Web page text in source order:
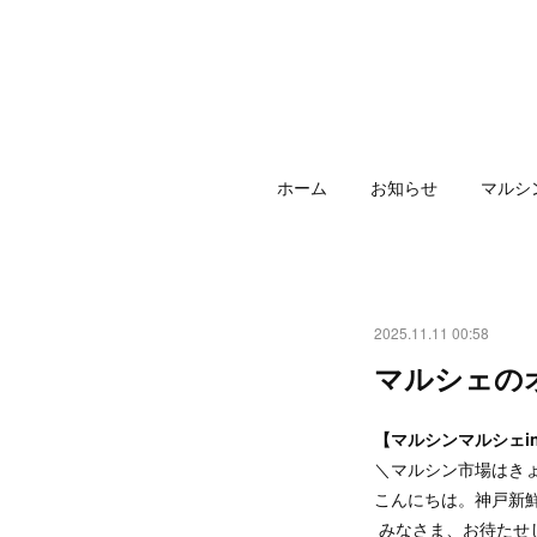
ホーム お知らせ マルシ
2025.11.11 00:58
マルシェ
【マルシンマルシ
＼マルシン市場はき
こんにちは。神戸新
みなさま、お待た